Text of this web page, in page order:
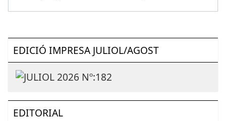
EDICIÓ IMPRESA JULIOL/AGOST
EDITORIAL